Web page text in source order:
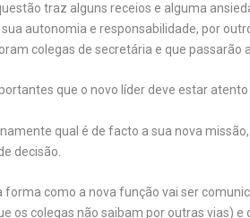
traz alguns receios e alguma
autonomia e responsabilidade, por
colegas de secretária e que passarão
que o novo líder deve estar
qual é de facto a sua nova
decisão.
forma como a nova função vai ser
os colegas não saibam por outras vias)